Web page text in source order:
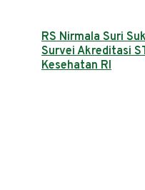
RS Nirmala Suri
Survei Akreditasi
Kesehatan RI